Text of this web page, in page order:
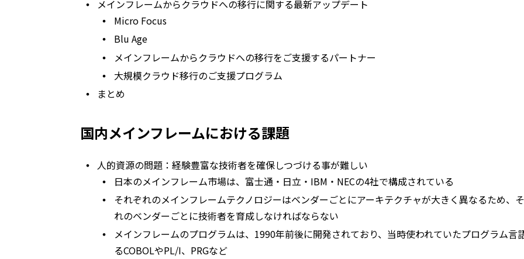
メインフレームからクラウドへの移行に関する最新アップデート
Micro Focus
Blu Age
メインフレームからクラウドへの移行をご支援するパートナー
大規模クラウド移行のご支援プログラム
まとめ
国内メインフレームにおける課題
人的資源の問題：経験豊富な技術者を確保しつづける事が難しい
日本のメインフレーム市場は、富士通・日立・IBM・NECの4社で構成されている
それぞれのメインフレームテクノロジーはベンダーごとにアーキテクチャが大きく異なるため、
れのベンダーごとに技術者を育成しなければならない
メインフレームのプログラムは、1990年前後に開発されており、当時使われていたプログラム言
るCOBOLやPL/I、PRGなど